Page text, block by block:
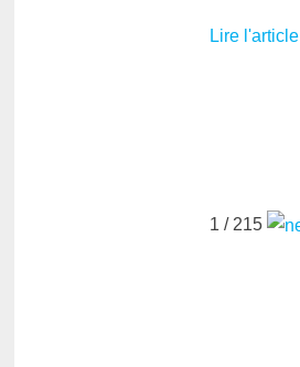
Lire l'article
1 / 215